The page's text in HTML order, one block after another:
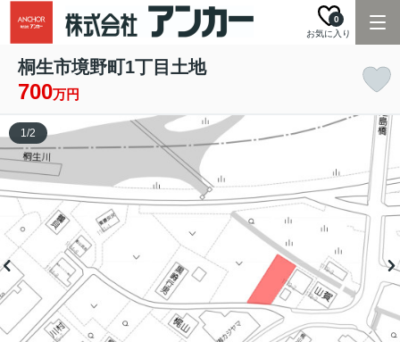
お気に入り
0
桐生市境野町1丁目土地
700万円
1/2